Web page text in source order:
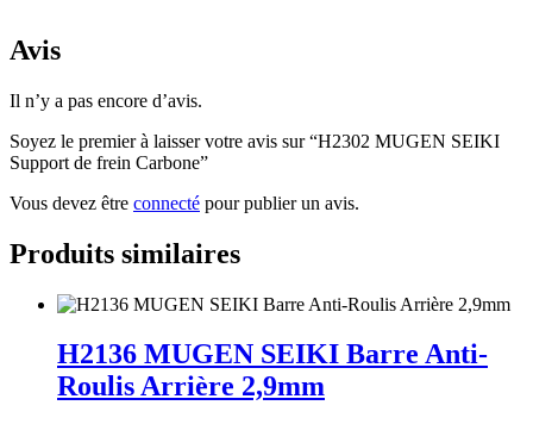
Avis
Il n’y a pas encore d’avis.
Soyez le premier à laisser votre avis sur “H2302 MUGEN SEIKI
Support de frein Carbone”
Vous devez être connecté pour publier un avis.
Produits similaires
H2136 MUGEN SEIKI Barre Anti-
Roulis Arrière 2,9mm